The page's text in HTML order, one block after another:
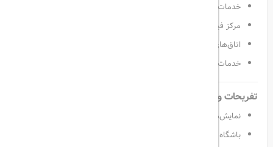
خدمات ماساژ حرفه‌ای، حمام ترکی و سونا
مرکز فیتنس با تجهیزات پیشرفته
اتاق‌های یوگا و پیلاتس
خدمات زیبایی، آرایش و مانیکور
تفریحات و فعالیت‌های روزانه
نمایش‌های شبانه و اجرای زنده موسیقی
باشگاه کودکان با برنامه‌های متنوع